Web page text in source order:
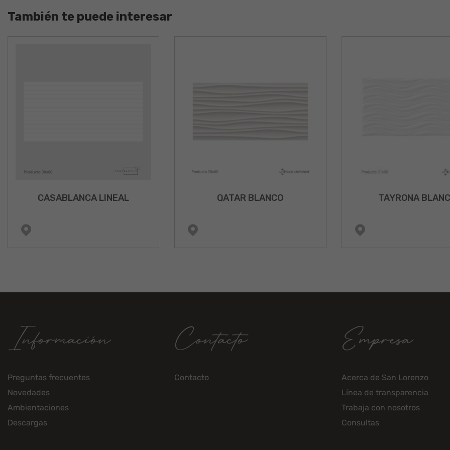
También te puede interesar
CASABLANCA LINEAL QATAR BLANCO TAYRONA
Información
Preguntas frecuentes
Novedades
Ambientaciones
Descargas
Contacto
Contacto
Empresa
Acerca de San Lorenzo
Línea de transparencia
Trabaja con nosotros
Consultas